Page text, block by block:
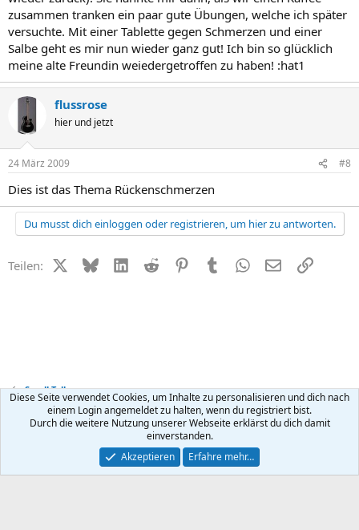
zusammen tranken ein paar gute Übungen, welche ich später
versuchte. Mit einer Tablette gegen Schmerzen und einer
Salbe geht es mir nun wieder ganz gut! Ich bin so glücklich
meine alte Freundin weiedergetroffen zu haben! :hat1
flussrose
hier und jetzt
24 März 2009 #8
Dies ist das Thema Rückenschmerzen
Du musst dich einloggen oder registrieren, um hier zu antworten.
Teilen: X (Twitter)
BlueskyLinkedIn
Reddit PinterestTumblr WhatsApp
E-MailLink
Small Talk
Kontakt Nutzungsbedingungen Datenschutz Hilfe
R
Community platform by XenForo ® © 2010-2026 XenForo Ltd.
Diese Seite verwendet Cookies, um Inhalte zu personalisieren und dich nach
einem Login angemeldet zu halten, wenn du registriert bist.
Durch die weitere Nutzung unserer Webseite erklärst du dich damit
einverstanden.
Akzeptieren
Erfahre mehr…